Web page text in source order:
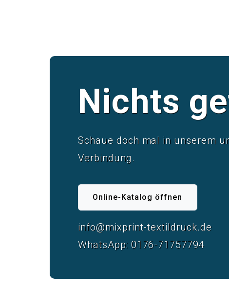
Nichts
Schaue doch mal in unserem
Verbindung.
Online-Katalog öffnen
info@mixprint-textildruck.de
WhatsApp: 0176-71757794